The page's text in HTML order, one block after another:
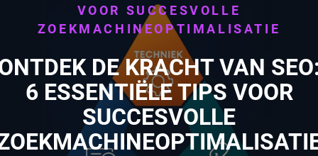
VOOR SUCCESVOLLE
ZOEKMACHINEOPTIMALISATIE
DE KRACHT VAN
6 ESSENTIËLE TIPS VOOR
SUCCESVOLLE